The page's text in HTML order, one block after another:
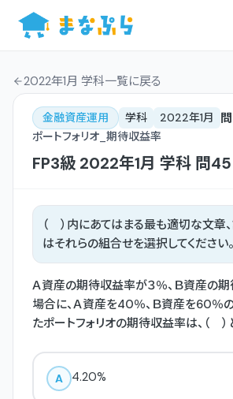
2022年1月 学科一覧に戻る
金融資産運用 学科 2022年1月 問
ポートフォリオ_期待収益率
FP3級 2022年1月 学科 問45
（ ）内にあてはまる最も適切な文章
はそれらの組合せを選択してください。
Ａ資産の期待収益率が３％、Ｂ資産の
場合に、Ａ資産を40％、Ｂ資産を60％
たポートフォリオの期待収益率は、（ ）
A 4.20%